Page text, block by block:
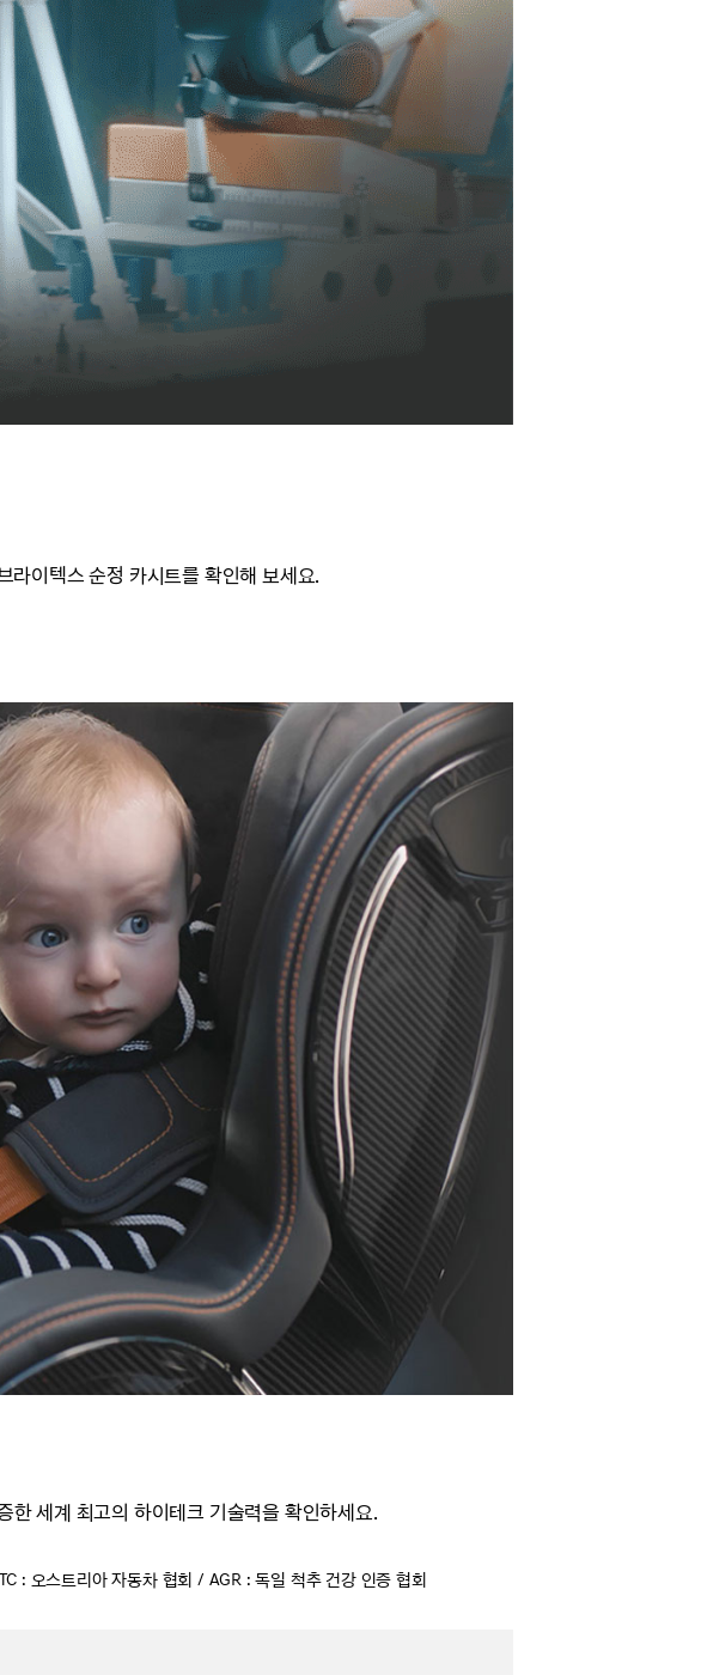
라이텍스 순정 카시트를 확인해 보세요.
한 세계 최고의 하이테크 기술력을 확인하세요.
오스트리아 자동차 협회 / AGR : 독일 척추 건강 인증 협회